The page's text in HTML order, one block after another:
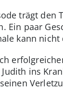
trägt den
Ein paar
kann nicht
ins